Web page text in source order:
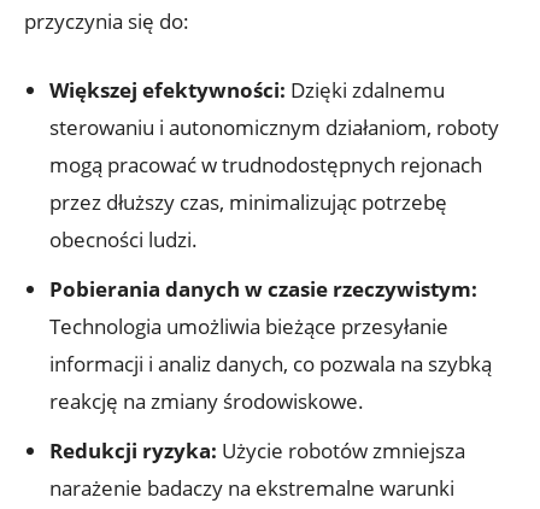
przyczynia się do:
Większej efektywności: Dzięki zdalnemu
sterowaniu⁤ i autonomicznym działaniom, roboty
mogą pracować‍ w trudnodostępnych rejonach
przez dłuższy czas, minimalizując potrzebę
obecności‍ ludzi.
Pobierania ⁢danych w czasie ⁢rzeczywistym:
Technologia umożliwia bieżące przesyłanie
informacji i analiz danych,‌ co pozwala na szybką
reakcję ⁣na zmiany środowiskowe.
Redukcji ryzyka: ⁣Użycie robotów ⁤zmniejsza
narażenie badaczy na ekstremalne ⁢warunki